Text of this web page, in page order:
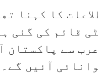
کا کہنا
قائم کی گئی
سے پاکستان
آئیں گے۔